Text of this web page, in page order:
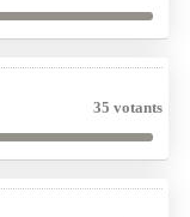
35 votants